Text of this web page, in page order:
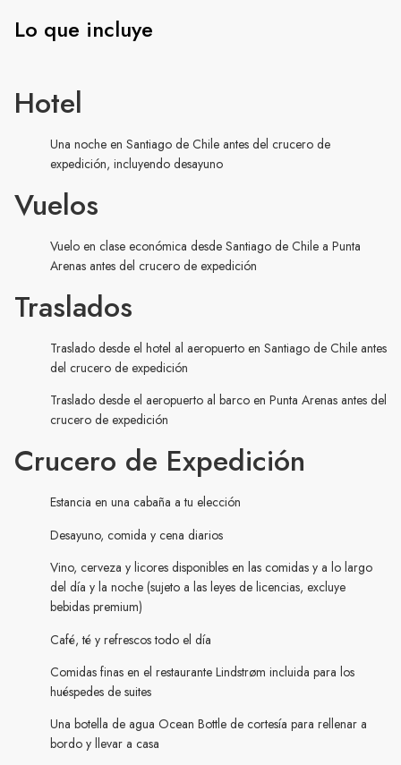
Lo que incluye
Hotel
Una noche en Santiago de Chile antes del crucero de
expedición, incluyendo desayuno
Vuelos
Vuelo en clase económica desde Santiago de Chile a Punta
Arenas antes del crucero de expedición
Traslados
Traslado desde el hotel al aeropuerto en Santiago de Chile antes
del crucero de expedición
Traslado desde el aeropuerto al barco en Punta Arenas antes del
crucero de expedición
Crucero de Expedición
Estancia en una cabaña a tu elección
Desayuno, comida y cena diarios
Vino, cerveza y licores disponibles en las comidas y a lo largo
del día y la noche (sujeto a las leyes de licencias, excluye
bebidas premium)
Café, té y refrescos todo el día
Comidas finas en el restaurante Lindstrøm incluida para los
huéspedes de suites
Una botella de agua Ocean Bottle de cortesía para rellenar a
bordo y llevar a casa